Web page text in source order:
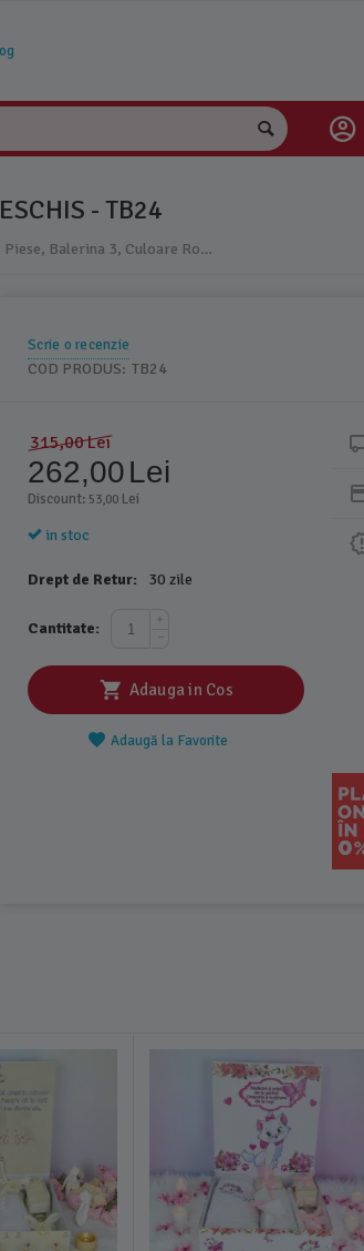
- TB24
Trusou Botez cu 8 Piese, Balerina 3, Culoare Roz Deschis - TB24
Scrie o recenzie
COD PRODUS: TB24
315,00Lei
262,00Lei
Discount: 53,00 Lei
in stoc
Drept de Retur: 30 zile
Cantitate:
+
−
Adauga in Cos
Adaugă la Favorite